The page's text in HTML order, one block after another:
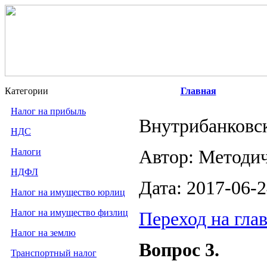
Категории
Налог на прибыль
НДС
Налоги
НДФЛ
Налог на имущество юрлиц
Налог на имущество физлиц
Налог на землю
Транспортный налог
Главная
Автор:
Дата: 2017-06-
Переход на
Вопрос 3.